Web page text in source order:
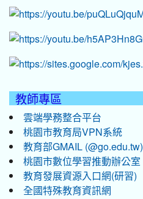
教師專區
雲端學務整合平台
桃園市教育局VPN系統
教育部GMAIL (@go.edu.tw)
桃園市數位學習推動辦公室
教育發展資源入口網(研習)
全國特殊教育資訊網